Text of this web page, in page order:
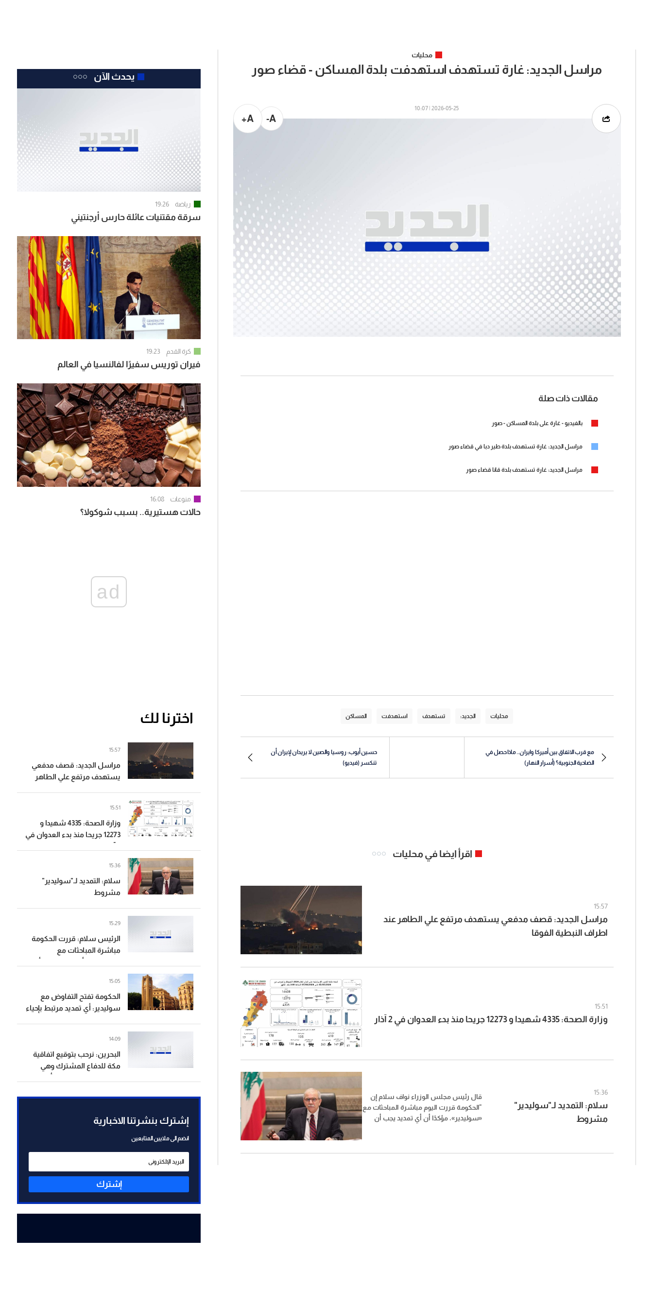
محليات
مراسل الجديد: غارة تستهدف استهدفت بلدة المساكن - قضاء صور
2026-05-25 | 10:07
A-
A+
مقالات ذات صلة
بالفيديو - غارة على بلدة المساكن - صور
مراسل الجديد: غارة تستهدف بلدة طير دبا في قضاء صور
مراسل الجديد: غارة تستهدف بلدة قانا قضاء صور
محليات الجديد: تستهدف استهدفت المساكن
مع قرب الاتفاق بين أميركا وايران.. ماذا حصل في
الضاحية الجنوبية؟ (أسرار النهار)
حسين أيوب: روسيا والصين لا يريدان لإيران أن
تنكسر (فيديو)
اقرأ ايضا في محليات
15:57
مراسل الجديد: قصف مدفعي يستهدف مرتفع علي الطاهر عند
اطراف النبطية الفوقا
15:51
وزارة الصحة: 4335 شهيدا و 12273 جريحا منذ بدء العدوان في 2 آذار
15:36
سلام: التمديد لـ"سوليدير"
مشروط
قال رئيس مجلس الوزراء نواف سلام إن
"الحكومة قررت اليوم مباشرة المباحثات مع
«سوليدير»، مؤكدًا أن أي تمديد يجب أن
يحدث الآن
رياضة 19:26
سرقة مقتنيات عائلة حارس أرجنتيني
كرة القدم 19:23
فيران توريس سفيرًا لفالنسيا في العالم
منوعات 16:08
حالات هستيرية.. بسبب شوكولا؟
ad
اخترنا لك
مراسل الجديد: قصف مدفعي
يستهدف مرتفع علي الطاهر
15:57
وزارة الصحة: 4335 شهيدا و
12273 جريحا منذ بدء العدوان في
15:51
سلام: التمديد لـ"سوليدير"
مشروط
15:36
الرئيس سلام: قررت الحكومة
مباشرة المباحثات مع
واستكمال المشاريع ذات
المنفعة العامة
15:29
الحكومة تفتح التفاوض مع
سوليدير: أي تمديد مرتبط بإحياء
وإطار مالي وقانوني جديد
15:05
البحرين: نرحب بتوقيع اتفاقية
مكة للدفاع المشترك وهي
14:09
إشترك بنشرتنا الاخبارية
انضم الى ملايين المتابعين
إشترك